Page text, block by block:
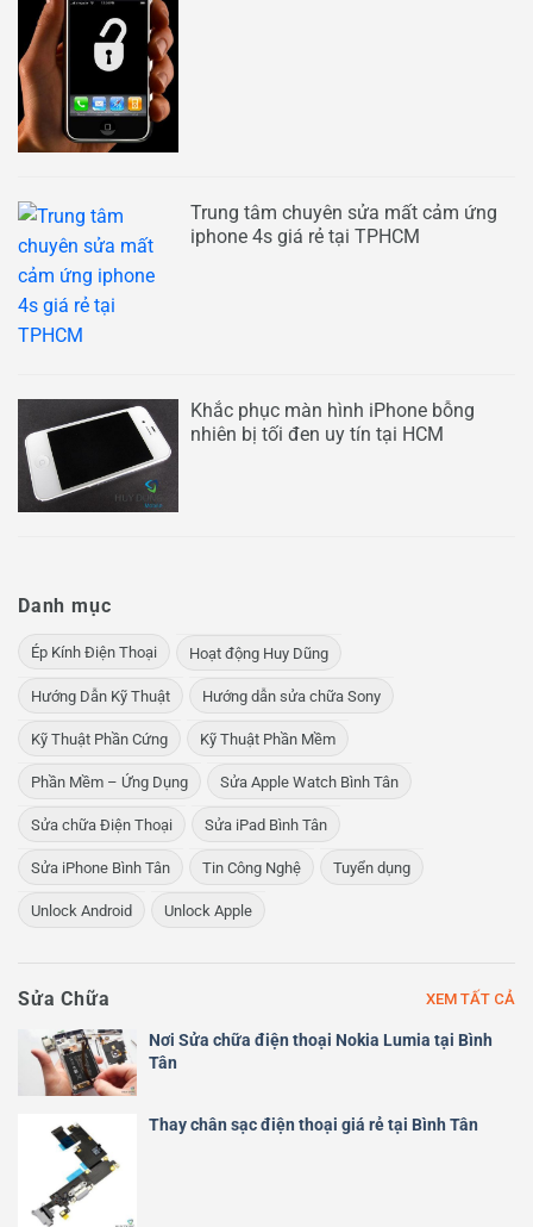
Trung tâm chuyên sửa mất cảm ứng
iphone 4s giá rẻ tại TPHCM
Khắc phục màn hình iPhone bỗng
nhiên bị tối đen uy tín tại HCM
Danh mục
Ép Kính Điện Thoại Hoạt động Huy Dũng
Hướng Dẫn Kỹ Thuật Hướng dẫn sửa chữa Sony
Kỹ Thuật Phần Cứng Kỹ Thuật Phần Mềm
Phần Mềm – Ứng Dụng Sửa Apple Watch Bình Tân
Sửa chữa Điện Thoại Sửa iPad Bình Tân
Sửa iPhone Bình Tân Tin Công Nghệ Tuyển dụng
Unlock Android Unlock Apple
Sửa Chữa XEM TẤT CẢ
Nơi Sửa chữa điện thoại Nokia Lumia tại Bình
Tân
Thay chân sạc điện thoại giá rẻ tại Bình Tân